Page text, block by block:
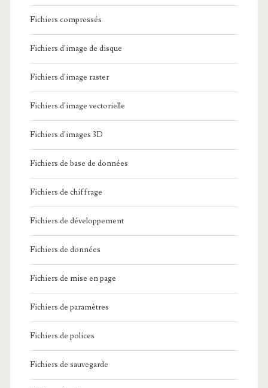
Fichiers compressés
Fichiers d'image de disque
Fichiers d'image raster
Fichiers d'image vectorielle
Fichiers d'images 3D
Fichiers de base de données
Fichiers de chiffrage
Fichiers de développement
Fichiers de données
Fichiers de mise en page
Fichiers de paramètres
Fichiers de polices
Fichiers de sauvegarde